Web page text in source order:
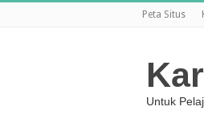
Peta Situs
Untuk